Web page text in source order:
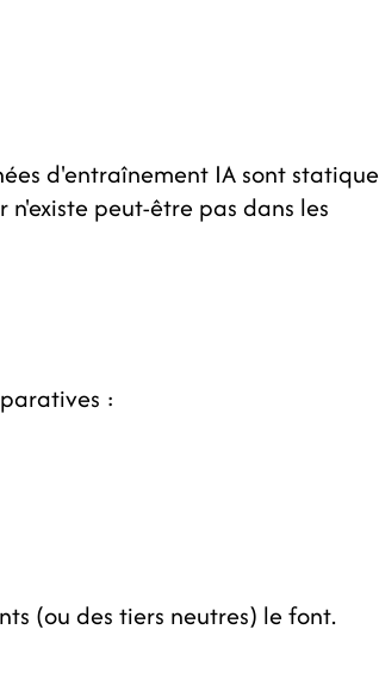
d'entraînement IA sont
peut-être pas dans les
:
(ou des tiers neutres) le font.